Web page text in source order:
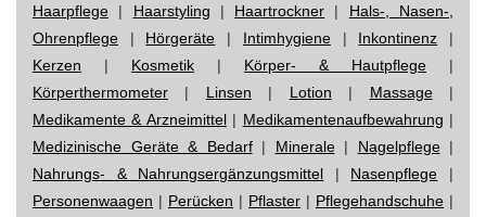
Haarpflege | Haarstyling | Haartrockner | Hals-, Nasen-,
Ohrenpflege | Hörgeräte | Intimhygiene| Inkontinenz |
Kerzen | Kosmetik | Körper- & Hautpflege |
Körperthermometer | Linsen | Lotion | Massage|
Medikamente & Arzneimittel| Medikamentenaufbewahrung |
Medizinische Geräte & Bedarf| Minerale| Nagelpflege|
Nahrungs- & Nahrungsergänzungsmittel | Nasenpflege |
Personenwaagen | Perücken | Pflaster | Pflegehandschuhe |